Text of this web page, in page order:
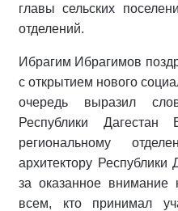
главы сельских
отделений.
Ибрагим Ибрагимов
с открытием нового
очередь выразил
Республики Дагестан
региональному
архитектору Республики
за оказанное
всем, кто принимал